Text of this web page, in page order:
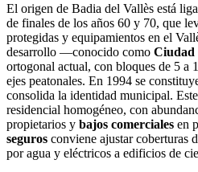
El origen de Badia del Vallès está
de finales de los años 60 y 70, que
protegidas y equipamientos en el
desarrollo —conocido como Ciudad
ortogonal actual, con bloques de 5 a
ejes peatonales. En 1994 se
consolida la identidad municipal.
residencial homogéneo, con
propietarios y bajos comerciales en
seguros conviene ajustar coberturas
por agua y eléctricos a edificios de